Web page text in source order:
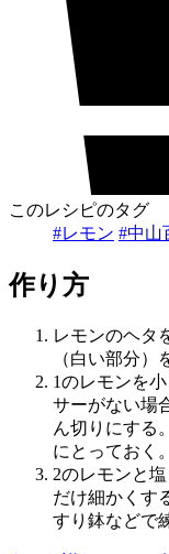
このレシピのタグ
#レモン #中山
作り方
レモンのヘタ
（白い部分）
1のレモンを
サーがない場
ん切りにする
にとっておく。
2のレモンと
だけ細かくす
すり鉢などで